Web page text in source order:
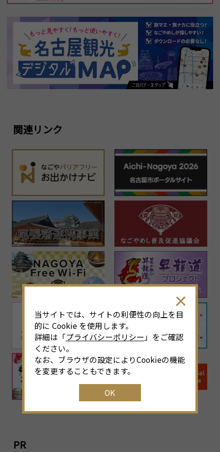
関連リンク
PR
当サイトでは、サイトの利便性の向上を目
的に Cookie を使用します。
詳細は「プライバシーポリシー 」をご確認
ください。
なお、ブラウザの設定によりCookieの機能
を変更することもできます。
OK